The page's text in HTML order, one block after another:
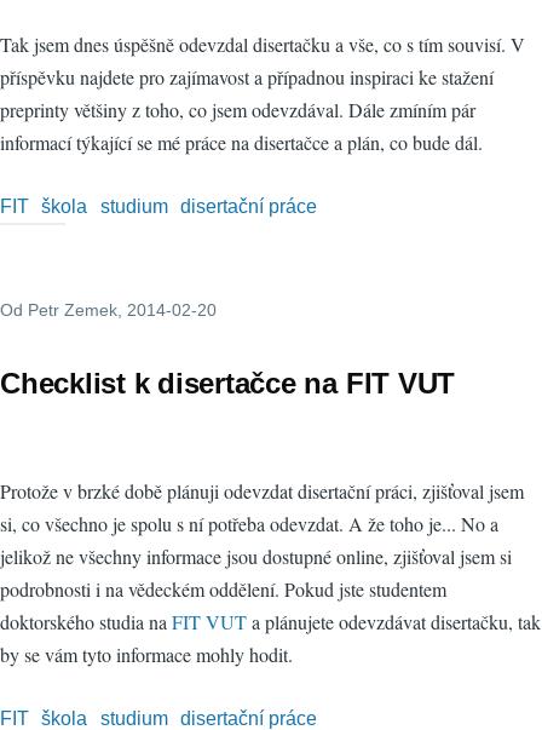
Tak jsem dnes úspěšně odevzdal disertačku a vše, co s tím souvisí. V
příspěvku najdete pro zajímavost a případnou inspiraci ke stažení
preprinty většiny z toho, co jsem odevzdával. Dále zmíním pár
informací týkající se mé práce na disertačce a plán, co bude dál.
FIT škola studium disertační práce
Od Petr Zemek , 2014-02-20
Checklist k disertačce na FIT VUT
Protože v brzké době plánuji odevzdat disertační práci, zjišťoval jsem
si, co všechno je spolu s ní potřeba odevzdat. A že toho je... No a
jelikož ne všechny informace jsou dostupné online, zjišťoval jsem si
podrobnosti i na vědeckém oddělení. Pokud jste studentem
doktorského studia na FIT VUTa plánujete odevzdávat disertačku, tak
by se vám tyto informace mohly hodit.
FIT škola studium disertační práce